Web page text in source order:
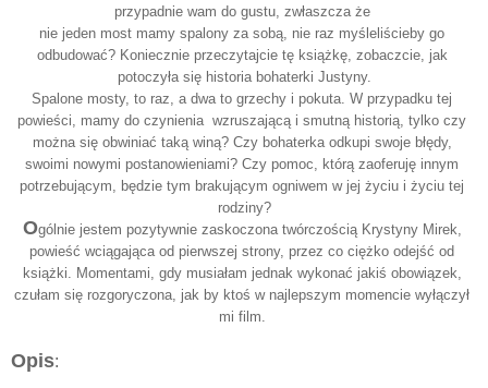
przypadnie wam do gustu, zwłaszcza że
nie jeden most mamy spalony za sobą, nie raz myśleliścieby go
odbudować? Koniecznie przeczytajcie tę książkę, zobaczcie, jak
potoczyła się historia bohaterki Justyny.
Spalone mosty, to raz, a dwa to grzechy i pokuta. W przypadku tej
powieści, mamy do czynienia  wzruszającą i smutną historią, tylko czy
można się obwiniać taką winą? Czy bohaterka odkupi swoje błędy,
swoimi nowymi postanowieniami? Czy pomoc, którą zaoferuję innym
potrzebującym, będzie tym brakującym ogniwem w jej życiu i życiu tej
rodziny?
Ogólnie jestem pozytywnie zaskoczona twórczością Krystyny Mirek,
powieść wciągająca od pierwszej strony, przez co ciężko odejść od
książki. Momentami, gdy musiałam jednak wykonać jakiś obowiązek,
czułam się rozgoryczona, jak by ktoś w najlepszym momencie wyłączył
mi film.
Opis: